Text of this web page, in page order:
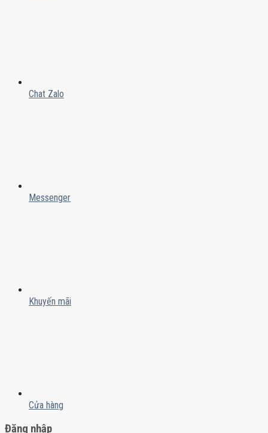
Chat Zalo
Messenger
Khuyến mãi
Cửa hàng
Đăng nhập